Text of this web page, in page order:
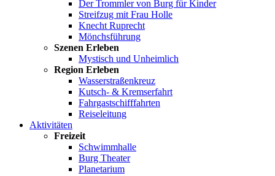
Der Trommler von Burg für Kinder
Streifzug mit Frau Holle
Knecht Ruprecht
Mönchsführung
Szenen Erleben
Mystisch und Unheimlich
Region Erleben
Wasserstraßenkreuz
Kutsch- & Kremserfahrt
Fahrgastschifffahrten
Reiseleitung
Aktivitäten
Freizeit
Schwimmhalle
Burg Theater
Planetarium